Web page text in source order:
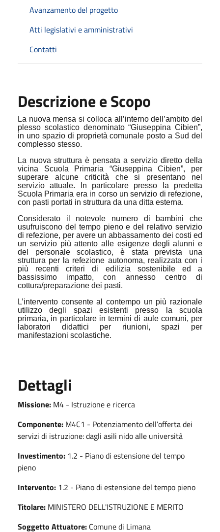
Avanzamento del progetto
Atti legislativi e amministrativi
Contatti
Descrizione e Scopo
La nuova mensa si colloca all’interno dell’ambito del
plesso scolastico denominato “Giuseppina Cibien”,
in uno spazio di proprietà comunale posto a Sud del
complesso stesso.
La nuova struttura è pensata a servizio diretto della
vicina Scuola Primaria “Giuseppina Cibien”, per
superare alcune criticità che si presentano nel
servizio attuale.
In particolare presso la predetta
Scuola Primaria era in corso un servizio di refezione,
con pasti portati in struttura da una ditta esterna.
Considerato il notevole numero di bambini che
usufruiscono del tempo pieno e del relativo servizio
di refezione, per avere un abbassamento dei costi ed
un servizio più attento alle esigenze degli alunni e
del personale scolastico, è stata prevista una
struttura per la refezione autonoma, realizzata con i
più recenticriteri di edilizia sostenibile ed a
bassissimo impatto, con annesso centro di
cottura/preparazione dei pasti.
L’intervento consente al contempo un più razionale
utilizzo degli spazi esistenti presso la scuola
primaria, in particolare in termini di aule comuni, per
laboratori didattici per riunioni, spazi per
manifestazioni scolastiche.
Dettagli
Missione: M4 - Istruzione e ricerca
Componente: M4C1 - Potenziamento dell’offerta dei
servizi di istruzione: dagli asili nido alle università
Investimento: 1.2 - Piano di estensione del tempo
pieno
Intervento: 1.2 - Piano di estensione del tempo pieno
Titolare: MINISTERO DELL'ISTRUZIONE E MERITO
Soggetto Attuatore: Comune di Limana